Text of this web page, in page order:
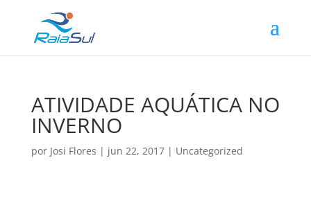
ATIVIDADE AQUÁTICA NO
INVERNO
por Josi Flores | jun 22, 2017| Uncategorized